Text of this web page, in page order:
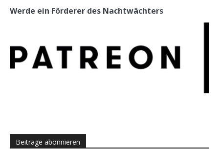
Werde ein Förderer des Nachtwächters
Beiträge abonnieren